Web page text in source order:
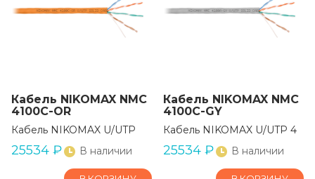
Кабель NIKOMAX NMC
4100C-OR
Кабель NIKOMAX U/UTP
25534 ₽ В наличии
Кабель NIKOMAX NMC
4100C-GY
Кабель NIKOMAX U/UTP 4
25534 ₽ В наличии